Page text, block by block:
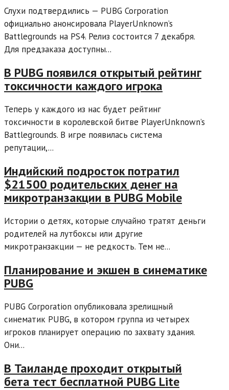
Слухи подтвердились — PUBG Corporation
официально анонсировала PlayerUnknown’s
Battlegrounds на PS4. Релиз состоится 7 декабря.
Для предзаказа доступны...
В PUBG появился открытый рейтинг
токсичности каждого игрока
Теперь у каждого из нас будет рейтинг
токсичности в королевской битве PlayerUnknown’s
Battlegrounds. В игре появилась система
репутации,...
Индийский подросток потратил
$21500 родительских денег на
микротранзакции в PUBG Mobile
Истории о детях, которые случайно тратят деньги
родителей на лутбоксы или другие
микротранзакции — не редкость. Тем не...
Планирование и экшен в синематике
PUBG
PUBG Corporation опубликовала зрелищный
синематик PUBG, в котором группа из четырех
игроков планирует операцию по захвату здания.
Они...
В Таиланде проходит открытый
бета тест бесплатной PUBG Lite